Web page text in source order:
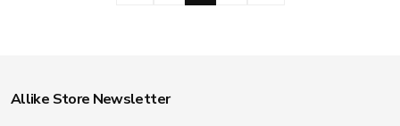
Allike Store Newsletter